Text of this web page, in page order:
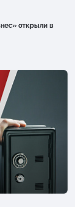
открыли в